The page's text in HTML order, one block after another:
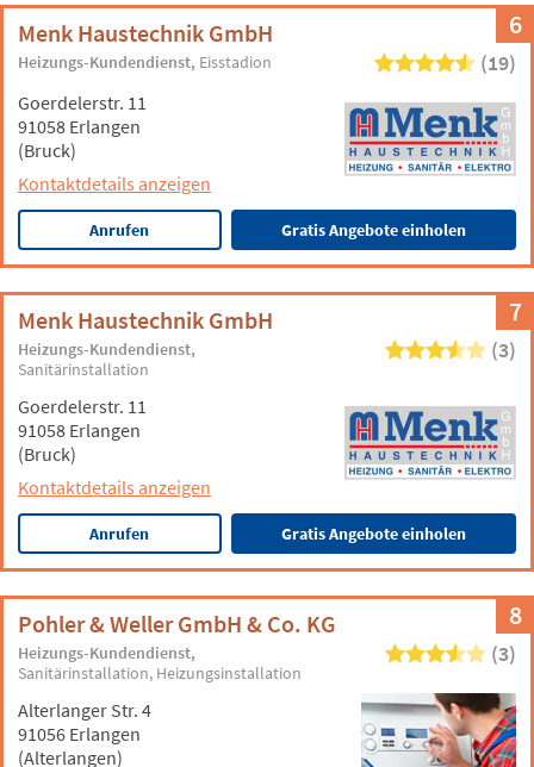
6
Menk Haustechnik GmbH
Heizungs-Kundendienst Eisstadion (19)
Goerdelerstr. 11
91058 Erlangen
(Bruck)
Kontaktdetails anzeigen
Anrufen Gratis Angebote einholen
7
Menk Haustechnik GmbH
Heizungs-Kundendienst
Sanitärinstallation
(3)
Goerdelerstr. 11
91058 Erlangen
(Bruck)
Kontaktdetails anzeigen
Anrufen Gratis Angebote einholen
8
Pohler & Weller GmbH & Co. KG
Heizungs-Kundendienst
Sanitärinstallation Heizungsinstallation
(3)
Alterlanger Str. 4
91056 Erlangen
(Alterlangen)